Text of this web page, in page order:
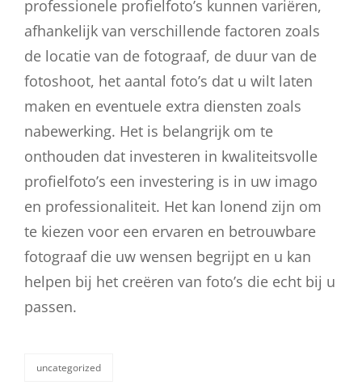
professionele profielfoto’s kunnen variëren,
afhankelijk van verschillende factoren zoals
de locatie van de fotograaf, de duur van de
fotoshoot, het aantal foto’s dat u wilt laten
maken en eventuele extra diensten zoals
nabewerking. Het is belangrijk om te
onthouden dat investeren in kwaliteitsvolle
profielfoto’s een investering is in uw imago
en professionaliteit. Het kan lonend zijn om
te kiezen voor een ervaren en betrouwbare
fotograaf die uw wensen begrijpt en u kan
helpen bij het creëren van foto’s die echt bij u
passen.
categorieën
uncategorized